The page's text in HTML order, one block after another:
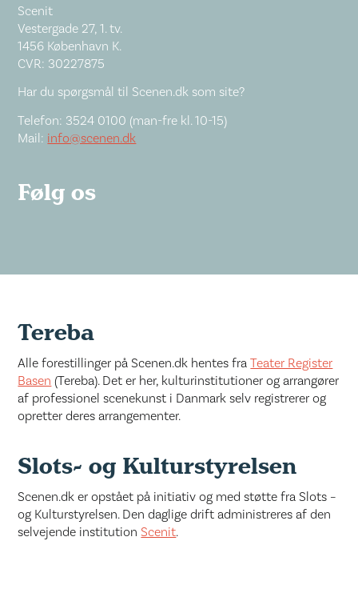
Scenit
Vestergade 27, 1. tv.
1456 København K.
CVR: 30227875
Har du spørgsmål til Scenen.dk som site?
Telefon: 3524 0100 (man-fre kl. 10-15)
Mail: info@scenen.dk
Følg os
Tereba
Alle forestillinger på Scenen.dk hentes fraTeater Register
Basen (Tereba). Det er her, kulturinstitutioner og arrangører
af professionel scenekunst i Danmark selv registrerer og
opretter deres arrangementer.
Slots- og Kulturstyrelsen
Scenen.dk er opstået på initiativ og med støtte fra Slots –
og Kulturstyrelsen. Den daglige drift administreres af den
selvejende institutionScenit.